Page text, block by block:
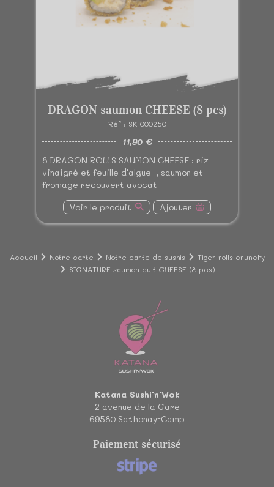
DRAGON saumon CHEESE (8 pcs)
Réf : SK-000250
11,90 €
8 DRAGON ROLLS SAUMON CHEESE : riz
vinaigré et feuille d'algue , saumon et
fromage recouvert avocat
Voir le produit
Ajouter
Accueil Notre carte Notre carte de sushis
Tiger rolls crunchy
SIGNATURE saumon cuit CHEESE (8 pcs)
Katana Sushi'n'Wok
2 avenue de la Gare
69580 Sathonay-Camp
Paiement sécurisé